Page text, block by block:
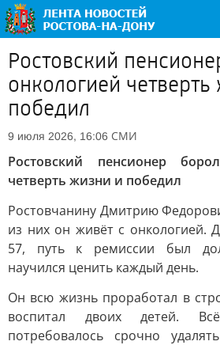
Ростовский
онкологией
победил
9 июля 2026, 16:06 СМИ
Ростовский пенсионер
четверть жизни и победил
Ростовчанину Дмитрию
из них он живёт с онкологией.
57, путь к ремиссии был
научился ценить каждый день.
Он всю жизнь проработал в
воспитал двоих детей.
потребовалось срочно